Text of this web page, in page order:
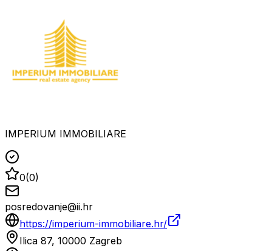
IMPERIUM IMMOBILIARE
0(0)
posredovanje@ii.hr
https://imperium-immobiliare.hr/
Ilica 87, 10000 Zagreb